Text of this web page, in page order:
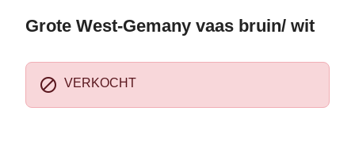
Grote West-Gemany vaas bruin/ wit
 VERKOCHT